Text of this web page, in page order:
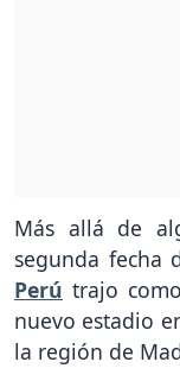
Más allá de
segunda fecha
Perú trajo
nuevo estadio
la región de